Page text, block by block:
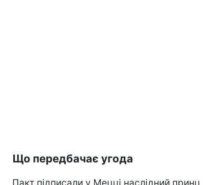
Що передбачає угода